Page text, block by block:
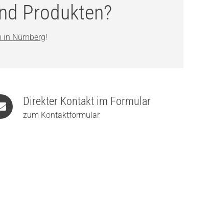
Produkten?
in Nürnberg!
Direkter Kontakt im Formular
zum Kontaktformular